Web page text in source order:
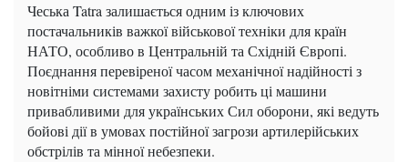
Чеська Tatra залишається одним із ключових
постачальників важкої військової техніки для країн
НАТО, особливо в Центральній та Східній Європі.
Поєднання перевіреної часом механічної надійності з
новітніми системами захисту робить ці машини
привабливими для українських Сил оборони, які ведуть
бойові дії в умовах постійної загрози артилерійських
обстрілів та мінної небезпеки.